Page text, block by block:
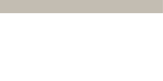
Aventurez-vous assez loin